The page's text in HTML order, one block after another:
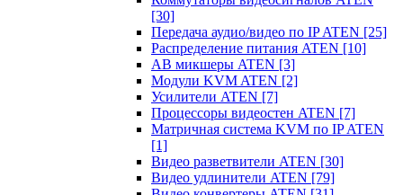
[30]
Передача аудио/видео по IP ATEN [25]
Распределение питания ATEN [10]
АВ микшеры ATEN [3]
Модули KVM ATEN [2]
Усилители ATEN [7]
Процессоры видеостен ATEN [7]
Матричная система KVM по IP ATEN
[1]
Видео разветвители ATEN [30]
Видео удлинители ATEN [79]